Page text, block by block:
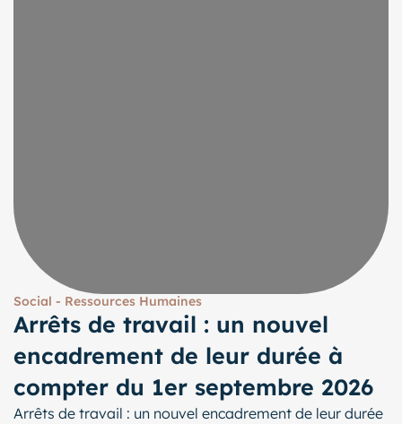
Social - Ressources Humaines
Arrêts de travail : un nouvel
encadrement de leur durée à
compter du 1er septembre 2026
Arrêts de travail : un nouvel encadrement de leur durée